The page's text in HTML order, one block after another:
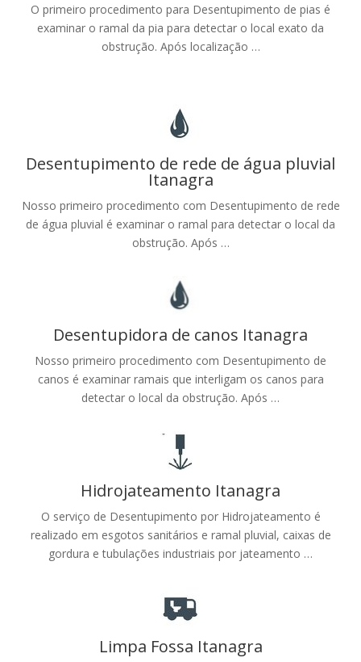
O primeiro procedimento para Desentupimento de pias é
examinar o ramal da pia para detectar o local exato da
obstrução. Após localização …
Desentupimento de rede de água pluvial
Itanagra
Nosso primeiro procedimento com Desentupimento de rede
de água pluvial é examinar o ramal para detectar o local da
obstrução. Após …
Desentupidora de canos Itanagra
Nosso primeiro procedimento com Desentupimento de
canos é examinar ramais que interligam os canos para
detectar o local da obstrução. Após …
Hidrojateamento Itanagra
O serviço de Desentupimento por Hidrojateamento é
realizado em esgotos sanitários e ramal pluvial, caixas de
gordura e tubulações industriais por jateamento …
Limpa Fossa Itanagra